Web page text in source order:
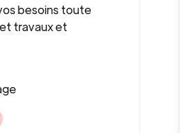
besoins toute
travaux et